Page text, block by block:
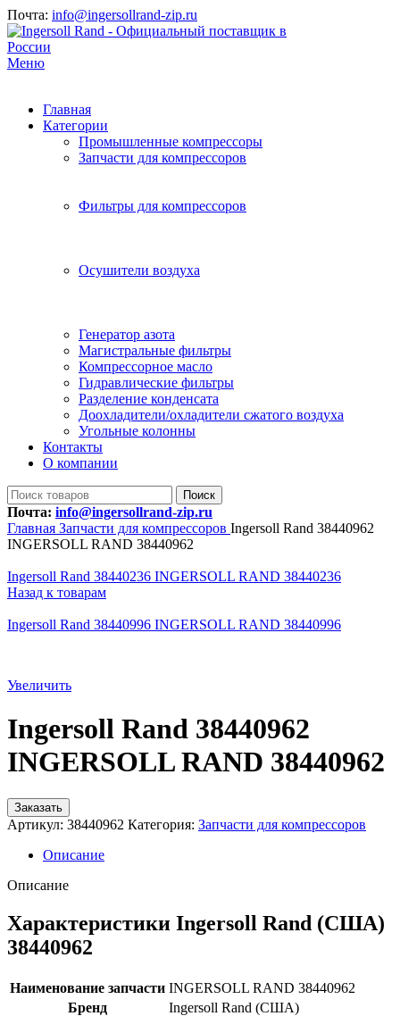
Почта: info@ingersollrand-zip.ru
Меню
Главная
Категории
Промышленные компрессоры
Запчасти для компрессоров
Фильтры для компрессоров
Осушители воздуха
Генератор азота
Магистральные фильтры
Компрессорное масло
Гидравлические фильтры
Разделение конденсата
Доохладители/охладители сжатого воздуха
Угольные колонны
Контакты
О компании
Поиск
Почта: info@ingersollrand-zip.ru
Главная Запчасти для компрессоров Ingersoll Rand 38440962
INGERSOLL RAND 38440962
Ingersoll Rand 38440236 INGERSOLL RAND 38440236
Назад к товарам
Ingersoll Rand 38440996 INGERSOLL RAND 38440996
Увеличить
Ingersoll Rand 38440962
INGERSOLL RAND 38440962
Заказать
Артикул: 38440962 Категория: Запчасти для компрессоров
Описание
Описание
Характеристики Ingersoll Rand (США)
38440962
Наименование запчасти INGERSOLL RAND 38440962
Бренд
Ingersoll Rand (США)